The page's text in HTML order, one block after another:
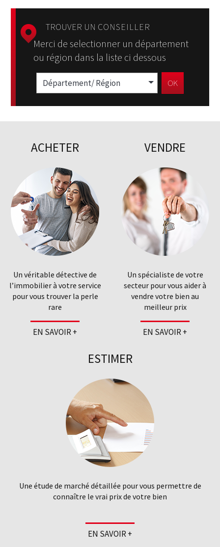
TROUVER UN CONSEILLER
Merci de selectionner un département
ou région dans la liste ci dessous
Département/ Région OK
ACHETER
Un véritable détective de
l’immobilier à votre service
pour vous trouver la perle
rare
EN SAVOIR +
VENDRE
Un spécialiste de votre
secteur pour vous aider à
vendre votre bien au
meilleur prix
EN SAVOIR +
ESTIMER
Une étude de marché détaillée pour vous permettre de
connaître le vrai prix de votre bien
EN SAVOIR +